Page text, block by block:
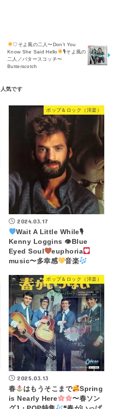
♡そよ風の二人〜Don't You
Know She Said Hello
🎙そよ風の
二人／バタースコッチ〜
Butterscotch
ポップ＆ロック（洋楽）
2024.03.17
Wait A Little While🎙
Kenny Loggins 👁Blue
Eyed Soul
euphoria
music〜多幸感
音楽
ポップ＆ロック（洋楽）
2025.03.13
春
はもうそこまで
Spring
is Nearly Here
〜春ソン